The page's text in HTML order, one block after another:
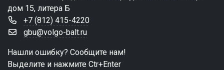
дом 15, литера Б
+7 (812) 415-4220
gbu@volgo-balt.ru
Нашли ошибку? Сообщите нам!
Выделите и нажмите Ctr+Enter